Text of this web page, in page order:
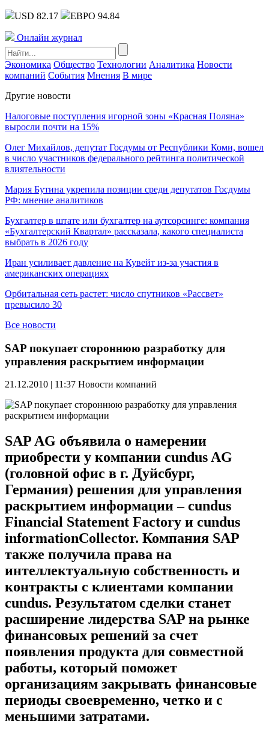
USD 82.17 ЕВРО 94.84
Онлайн журнал
Экономика Общество Технологии Аналитика Новости
компаний События Мнения В мире
Другие новости
Налоговые поступления игорной зоны «Красная Поляна»
выросли почти на 15%
Олег Михайлов, депутат Госдумы от Республики Коми, вошел
в число участников федерального рейтинга политической
влиятельности
Мария Бутина укрепила позиции среди депутатов Госдумы
РФ: мнение аналитиков
Бухгалтер в штате или бухгалтер на аутсорсинге: компания
«Бухгалтерский Квартал» рассказала, какого специалиста
выбрать в 2026 году
Иран усиливает давление на Кувейт из-за участия в
американских операциях
Орбитальная сеть растет: число спутников «Рассвет»
превысило 30
Все новости
SAP покупает стороннюю разработку для
управления раскрытием информации
21.12.2010 | 11:37 Новости компаний
SAP AG объявила о намерении
приобрести у компании cundus AG
(головной офис в г. Дуйсбург,
Германия) решения для управления
раскрытием информации – cundus
Financial Statement Factory и cundus
informationCollector. Компания SAP
также получила права на
интеллектуальную собственность и
контракты с клиентами компании
cundus. Результатом сделки станет
расширение лидерства SAP на рынке
финансовых решений за счет
появления продукта для совместной
работы, который поможет
организациям закрывать финансовые
периоды своевременно, четко и с
меньшими затратами.